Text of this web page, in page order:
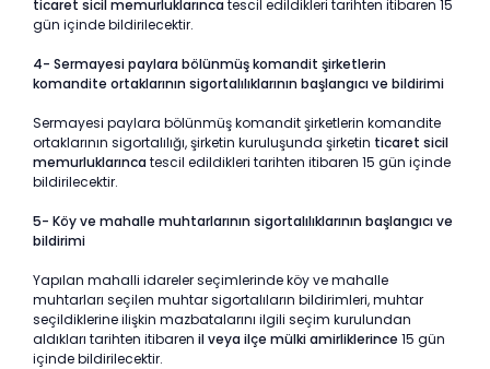
ticaret sicil memurluklarınca tescil edildikleri tarihten itibaren 15
gün içinde bildirilecektir.
4- Sermayesi paylara bölünmüş komandit şirketlerin
komandite ortaklarının sigortalılıklarının başlangıcı ve bildirimi
Sermayesi paylara bölünmüş komandit şirketlerin komandite
ortaklarının sigortalılığı, şirketin kuruluşunda şirketin ticaret sicil
memurluklarınca tescil edildikleri tarihten itibaren 15 gün içinde
bildirilecektir.
5- Köy ve mahalle muhtarlarının sigortalılıklarının başlangıcı ve
bildirimi
Yapılan mahalli idareler seçimlerinde köy ve mahalle
muhtarları seçilen muhtar sigortalıların bildirimleri, muhtar
seçildiklerine ilişkin mazbatalarını ilgili seçim kurulundan
aldıkları tarihten itibaren il veya ilçe mülki amirliklerince 15 gün
içinde bildirilecektir.